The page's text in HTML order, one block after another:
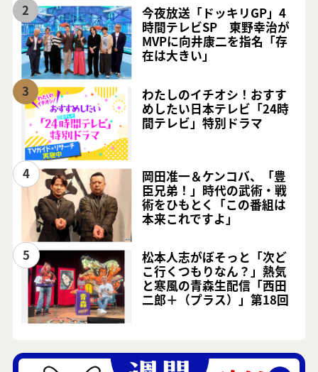
2
今夜放送「ドッキリGP」4
時間テレビSP 東野幸治が
MVPに向井康二を指名「存
在は大きい」
3
わたしのイチオシ！おすす
めしたい日本テレビ「24時
間テレビ」特別ドラマ
4
岡田准一＆ケンコバ、「豊
臣兄弟！」時代の武術・戦
術をひもとく「この番組は
本来これですよ」
5
松本人志がぼそっと「次ど
こ行くつもりなん？」熱気
と寒風の青森生配信「西田
二郎＋（プラス）」第18回